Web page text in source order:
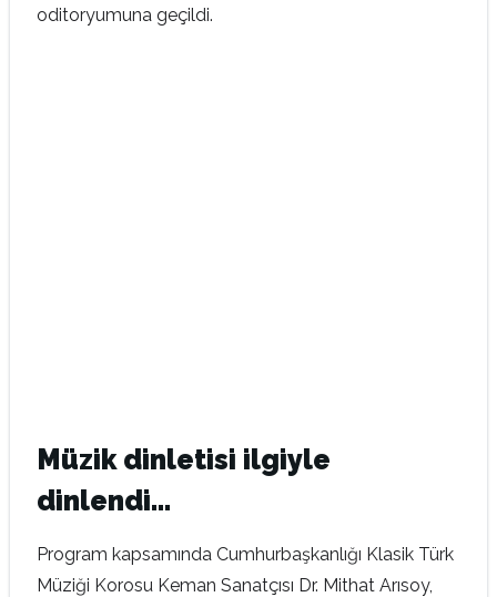
oditoryumuna geçildi.
Müzik dinletisi ilgiyle
dinlendi…
Program kapsamında Cumhurbaşkanlığı Klasik Türk
Müziği Korosu Keman Sanatçısı Dr. Mithat Arısoy,